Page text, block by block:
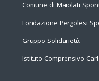
Comune di Maiolati
Fondazione Pergolesi
Gruppo Solidarietà
Istituto Comprensivo